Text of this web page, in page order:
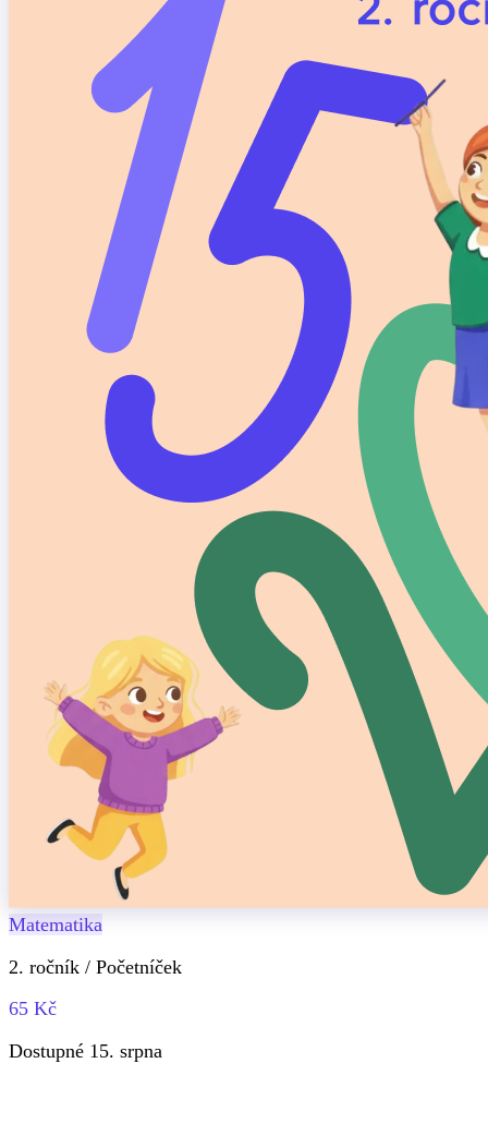
Matematika
2. ročník / Početníček
65 Kč
Dostupné 15. srpna